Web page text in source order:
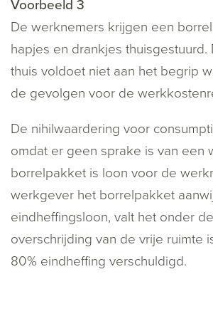
Voorbeeld 3
De werknemers krijgen een
hapjes en drankjes thuisgestuurd.
thuis voldoet niet aan het begrip
de gevolgen voor de
De nihilwaardering voor
omdat er geen sprake is van een
borrelpakket is loon voor de
werkgever het borrelpakket
eindheffingsloon, valt het onder
overschrijding van de vrije ruimte
80% eindheffing verschuldigd.